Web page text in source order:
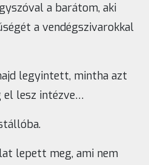
a barátom, aki
a vendégszivarokkal
legyintett, mintha azt
el lesz intézve…
lepett meg, ami nem